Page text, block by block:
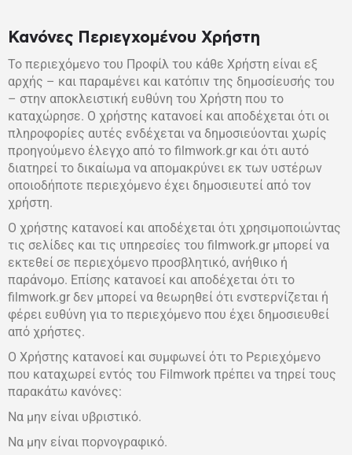
Κανόνες Περιεγχομένου Χρήστη
Το περιεχόμενο του Προφίλ του κάθε Χρήστη είναι εξ
αρχής – και παραμένει και κατόπιν της δημοσίευσής του
– στην αποκλειστική ευθύνη του Χρήστη που το
καταχώρησε. Ο χρήστης κατανοεί και αποδέχεται ότι οι
πληροφορίες αυτές ενδέχεται να δημοσιεύονται χωρίς
προηγούμενο έλεγχο από το filmwork.gr και ότι αυτό
διατηρεί το δικαίωμα να απομακρύνει εκ των υστέρων
οποιοδήποτε περιεχόμενο έχει δημοσιευτεί από τον
χρήστη.
Ο χρήστης κατανοεί και αποδέχεται ότι χρησιμοποιώντας
τις σελίδες και τις υπηρεσίες του filmwork.gr μπορεί να
εκτεθεί σε περιεχόμενο προσβλητικό, ανήθικο ή
παράνομο. Επίσης κατανοεί και αποδέχεται ότι το
filmwork.gr δεν μπορεί να θεωρηθεί ότι ενστερνίζεται ή
φέρει ευθύνη για το περιεχόμενο που έχει δημοσιευθεί
από χρήστες.
Ο Xρήστης κατανοεί και συμφωνεί ότι το Pεριεχόμενο
που καταχωρεί εντός του Filmwork πρέπει να τηρεί τους
παρακάτω κανόνες:
Να μην είναι υβριστικό.
Να μην είναι πορνογραφικό.